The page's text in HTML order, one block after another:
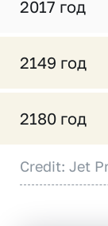
2017 год
2149 год
2180 год
Credit: Jet